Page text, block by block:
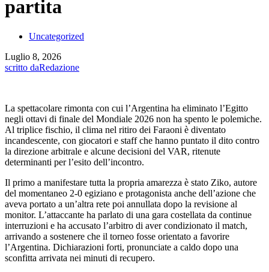
partita
Uncategorized
Luglio 8, 2026
scritto daRedazione
La spettacolare rimonta con cui l’Argentina ha eliminato l’Egitto
negli ottavi di finale del Mondiale 2026 non ha spento le polemiche.
Al triplice fischio, il clima nel ritiro dei Faraoni è diventato
incandescente, con giocatori e staff che hanno puntato il dito contro
la direzione arbitrale e alcune decisioni del VAR, ritenute
determinanti per l’esito dell’incontro.
Il primo a manifestare tutta la propria amarezza è stato Ziko, autore
del momentaneo 2-0 egiziano e protagonista anche dell’azione che
aveva portato a un’altra rete poi annullata dopo la revisione al
monitor. L’attaccante ha parlato di una gara costellata da continue
interruzioni e ha accusato l’arbitro di aver condizionato il match,
arrivando a sostenere che il torneo fosse orientato a favorire
l’Argentina. Dichiarazioni forti, pronunciate a caldo dopo una
sconfitta arrivata nei minuti di recupero.